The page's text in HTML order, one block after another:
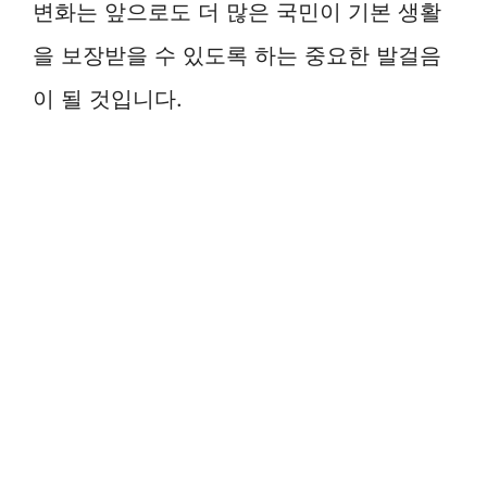
변화는 앞으로도 더 많은 국민이 기본 생활
을 보장받을 수 있도록 하는 중요한 발걸음
이 될 것입니다.